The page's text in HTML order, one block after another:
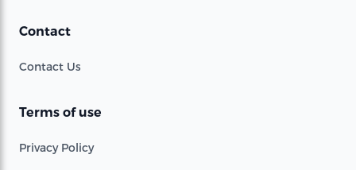
Contact
Contact Us
Terms of use
Privacy Policy